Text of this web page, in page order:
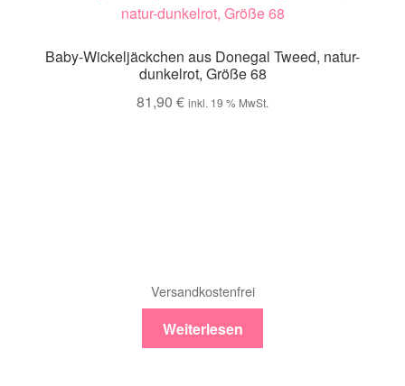
Baby-Wickeljäckchen aus Donegal Tweed, natur-
dunkelrot, Größe 68
81,90 € inkl. 19 % MwSt.
Versandkostenfrei
Weiterlesen